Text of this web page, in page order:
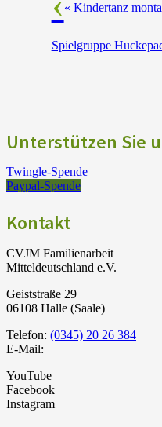
« Kindertanz
Spielgruppe
Unterstützen Sie
Twingle-Spende
Paypal-Spende
Kontakt
CVJM Familienarbeit
Mitteldeutschland e.V.
Geiststraße 29
06108 Halle (Saale)
Telefon: (0345) 20 26 384
E-Mail:
YouTube
Facebook
Instagram